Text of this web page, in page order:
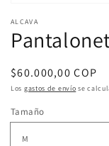
elemento
1
en
ventana
ALCAVA
Precio
habitual
$60.000,00 COP
Los gastos de envío se
Tamaño